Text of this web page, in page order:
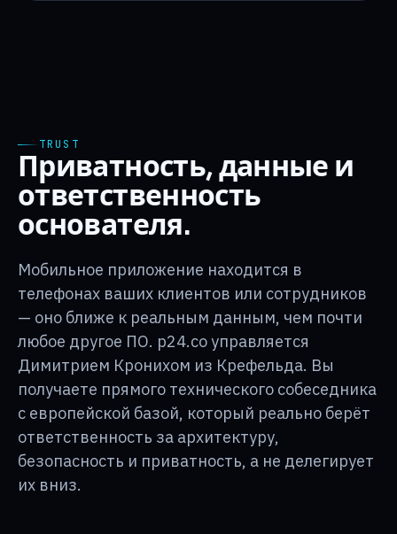
TRUST
Приватность, данные и
ответственность
основателя.
Мобильное приложение находится в
телефонах ваших клиентов или сотрудников
— оно ближе к реальным данным, чем почти
любое другое ПО. p24.co управляется
Димитрием Кронихом из Крефельда. Вы
получаете прямого технического собеседника
с европейской базой, который реально берёт
ответственность за архитектуру,
безопасность и приватность, а не делегирует
их вниз.